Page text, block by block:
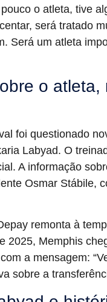
o atleta, tive
será tratado
Será um atleta
o
foi questionado
Labyad. O
A informação
Osmar Stábile,
remonta à
2025, Memphis
a mensagem:
sobre a